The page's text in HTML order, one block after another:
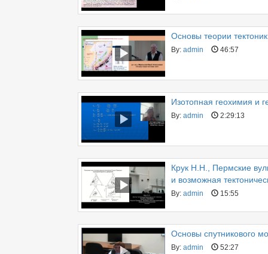
Основы теории
By: admin 46:57
Изотопная геохимия и
By: admin 2:29:13
Крук Н.Н., Пермские
и возможная
By: admin 15:55
Основы спутникового
By: admin 52:27